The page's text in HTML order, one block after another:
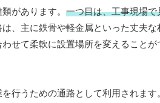
があります。 一つ目は、工事現場
、主に鉄骨や軽金属といった丈夫な
せて柔軟に設置場所を変えることが
行うための通路として利用されます